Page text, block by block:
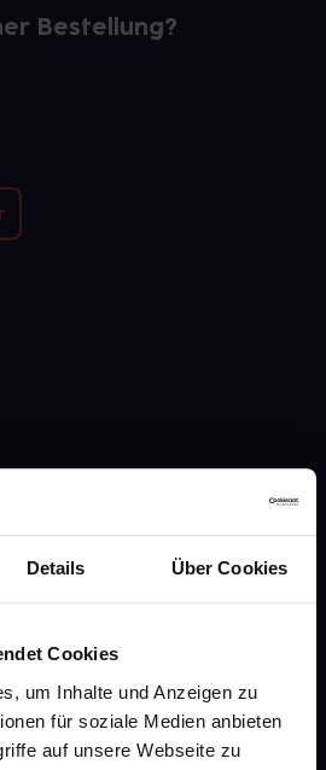
Details Über Cookies
Cookies
um Inhalte und Anzeigen zu
für soziale Medien anbieten
auf unsere Webseite zu
Bestellung?